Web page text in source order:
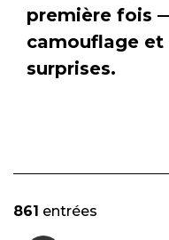
première fois
camouflage et
surprises.
861 entrées